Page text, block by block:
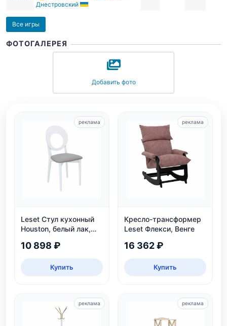
Днестровский
Все игры
ФОТОГАЛЕРЕЯ
Добавить фото
Leset Стул кухонный
Houston, белый лак,
10 898 ₽
Купить
реклама
Кресло-трансформер
Leset Флекси, Венге
16 362 ₽
Купить
реклама
реклама реклама